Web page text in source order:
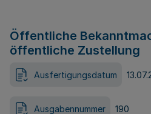
Öffentliche
öffentliche Zustellung
Ausfertigungsdatum
Ausgabennummer 190